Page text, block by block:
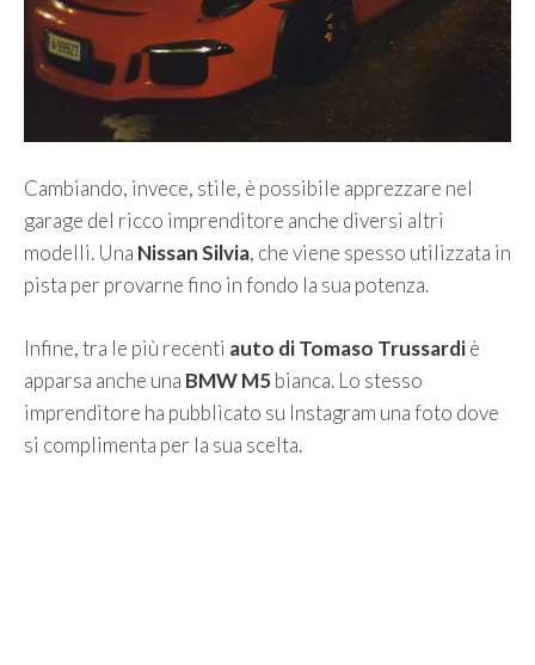
Cambiando, invece, stile, è possibile apprezzare nel
garage del ricco imprenditore anche diversi altri
modelli. Una Nissan Silvia, che viene spesso utilizzata in
pista per provarne fino in fondo la sua potenza.
Infine, tra le più recenti auto di Tomaso Trussardiè
apparsa anche una BMW M5bianca. Lo stesso
imprenditore ha pubblicato su Instagram una foto dove
si complimenta per la sua scelta.